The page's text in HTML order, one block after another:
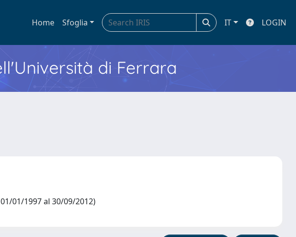
Home Sfoglia IT LOGIN
di Ferrara
01/1997 al 30/09/2012)